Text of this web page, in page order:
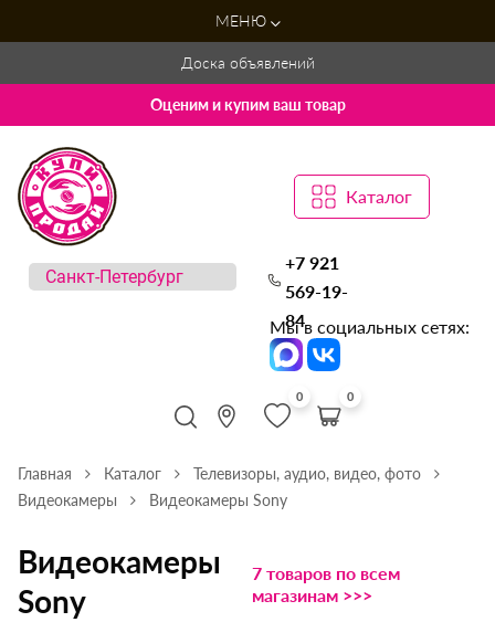
МЕНЮ
Доска объявлений
Оценим и купим ваш товар
Каталог
+7 921
569-19-
84
Мы в социальных сетях:
0 0
Главная Каталог
Телевизоры, аудио, видео, фото
Видеокамеры
Видеокамеры Sony
Видеокамеры
Sony
7 товаров по всем
магазинам >>>